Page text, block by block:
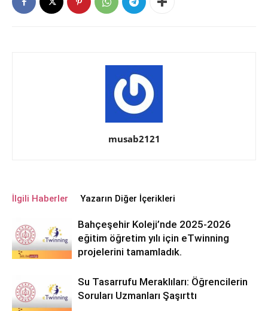
musab2121
İlgili Haberler Yazarın Diğer İçerikleri
Bahçeşehir Koleji’nde 2025-2026
eğitim öğretim yılı için eTwinning
projelerini tamamladık.
Su Tasarrufu Meraklıları: Öğrencilerin
Soruları Uzmanları Şaşırttı